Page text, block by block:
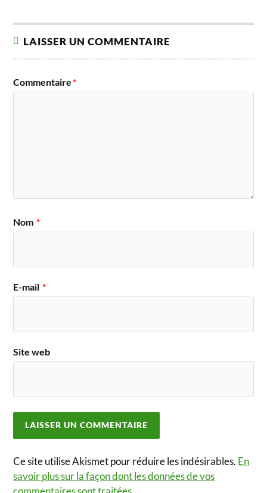
LAISSER UN COMMENTAIRE
Commentaire*
Nom *
E-mail *
Site web
Ce site utilise Akismet pour réduire les indésirables. En
savoir plus sur la façon dont les données de vos